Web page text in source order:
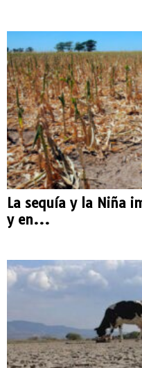
La sequía y la Niña
y en...